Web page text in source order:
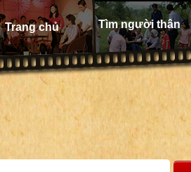
Trang chủ Tìm người thân